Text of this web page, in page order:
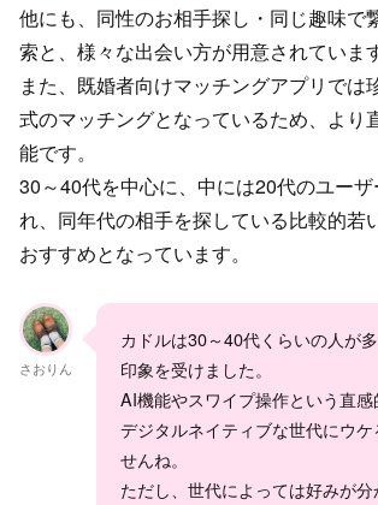
他にも、同性のお相手探し・同じ趣味で
索と、様々な出会い方が用意されています
また、既婚者向けマッチングアプリでは
式のマッチングとなっているため、より
能です。
30～40代を中心に、中には20代のユー
れ、同年代の相手を探している比較的若
おすすめとなっています。
さおりん
カドルは30～40代くらいの人が
印象を受けました。
AI機能やスワイプ操作という直感
デジタルネイティブな世代にウケ
せんね。
ただし、世代によっては好みが